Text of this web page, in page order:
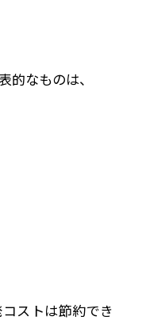
的なものは、
ストは節約でき